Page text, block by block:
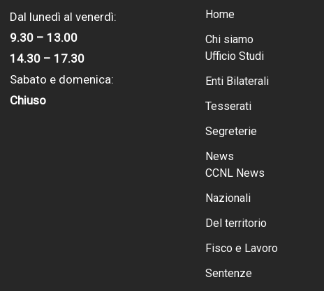
Dal lunedì al venerdì:
9.30 – 13.00
14.30 – 17.30
Sabato e domenica:
Chiuso
Home
Chi siamo
Ufficio Studi
Enti Bilaterali
Tesserati
Segreterie
News
CCNL News
Nazionali
Del territorio
Fisco e Lavoro
Sentenze